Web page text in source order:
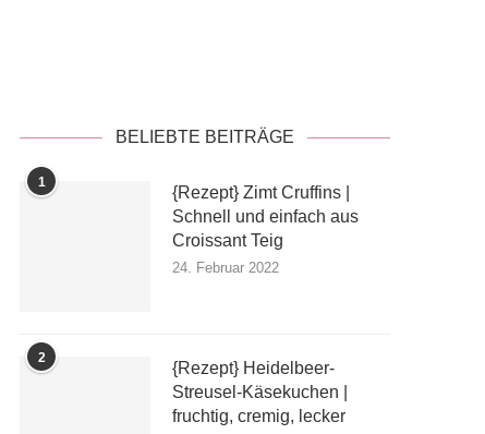
BELIEBTE BEITRÄGE
1
{Rezept} Zimt Cruffins |
Schnell und einfach aus
Croissant Teig
24. Februar 2022
2
{Rezept} Heidelbeer-
Streusel-Käsekuchen |
fruchtig, cremig, lecker